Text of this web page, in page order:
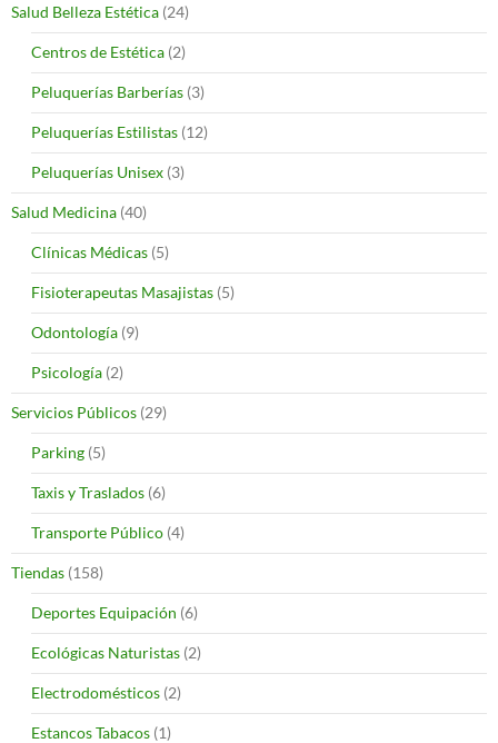
Salud Belleza Estética (24)
Centros de Estética (2)
Peluquerías Barberías (3)
Peluquerías Estilistas (12)
Peluquerías Unisex (3)
Salud Medicina (40)
Clínicas Médicas (5)
Fisioterapeutas Masajistas (5)
Odontología (9)
Psicología (2)
Servicios Públicos (29)
Parking (5)
Taxis y Traslados (6)
Transporte Público (4)
Tiendas (158)
Deportes Equipación (6)
Ecológicas Naturistas (2)
Electrodomésticos (2)
Estancos Tabacos (1)